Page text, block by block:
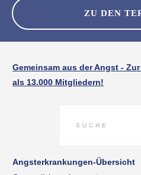
ZU DEN
Gemeinsam aus der Angst -
als 13.000 Mitgliedern!
Angsterkrankungen-Übersicht